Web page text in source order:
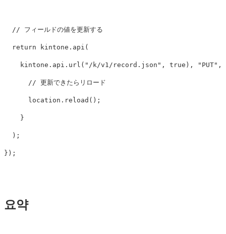
// フィールドの値を更新する
return kintone . api (
kintone . api . url ( " /k/v1/record.json " , true ), " PUT" ,
// 更新できたらリロード
location . reload ();
}
);
});
요약